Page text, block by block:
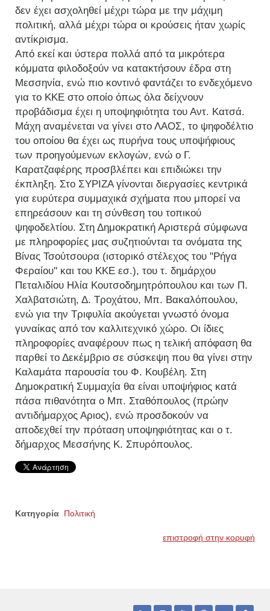
δεν έχει ασχοληθεί μέχρι τώρα με την μάχιμη
πολιτική, αλλά μέχρι τώρα οι κρούσεις ήταν χωρίς
αντίκρισμα.
Από εκεί και ύστερα πολλά από τα μικρότερα
κόμματα φιλοδοξούν να κατακτήσουν έδρα στη
Μεσσηνία, ενώ πιο κοντινό φαντάζει το ενδεχόμενο
για το ΚΚΕ στο οποίο όπως όλα δείχνουν
προβάδισμα έχει η υποψηφιότητα του Αντ. Κατσά.
Μάχη αναμένεται να γίνει στο ΛΑΟΣ, το ψηφοδέλτιο
του οποίου θα έχει ως πυρήνα τους υποψήφιους
των προηγούμενων εκλογών, ενώ ο Γ.
Καρατζαφέρης προσβλέπει και επιδιώκει την
έκπληξη. Στο ΣΥΡΙΖΑ γίνονται διεργασίες κεντρικά
για ευρύτερα συμμαχικά σχήματα που μπορεί να
επηρεάσουν και τη σύνθεση του τοπικού
ψηφοδελτίου. Στη Δημοκρατική Αριστερά σύμφωνα
με πληροφορίες μας συζητιούνται τα ονόματα της
Βίνας Τσούτσουρα (ιστορικό στέλεχος του "Ρήγα
Φεραίου" και του ΚΚΕ εσ.), του τ. δημάρχου
Πεταλιδίου Ηλία Κουτσοδημητρόπουλου και των Π.
Χαλβατσιώτη, Δ. Τροχάτου, Μπ. Βακαλόπουλου,
ενώ για την Τριφυλία ακούγεται γνωστό όνομα
γυναίκας από τον καλλιτεχνικό χώρο. Οι ίδιες
πληροφορίες αναφέρουν πως η τελική απόφαση θα
παρθεί το Δεκέμβριο σε σύσκεψη που θα γίνει στην
Καλαμάτα παρουσία του Φ. Κουβέλη. Στη
Δημοκρατική Συμμαχία θα είναι υποψήφιος κατά
πάσα πιθανότητα ο Μπ. Σταθόπουλος (πρώην
αντιδήμαρχος Αριος), ενώ προσδοκούν να
αποδεχθεί την πρόταση υποψηφιότητας και ο τ.
δήμαρχος Μεσσήνης Κ. Σπυρόπουλος.
Κατηγορία Πολιτική
επιστροφή στην κορυφή